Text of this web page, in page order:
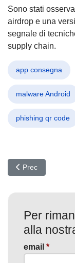
Sono stati
airdrop e una
segnale di
supply chain.
app consegna
malware Android
phishing qr code
Articolo
Prec
Per
alla
email *